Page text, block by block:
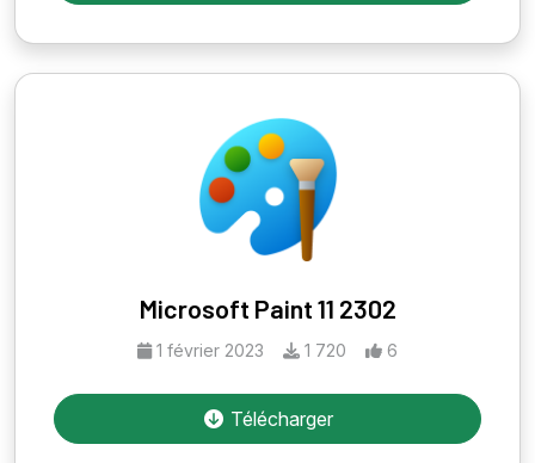
Microsoft Paint 11 2302
1 février 2023 1 720 6
Télécharger